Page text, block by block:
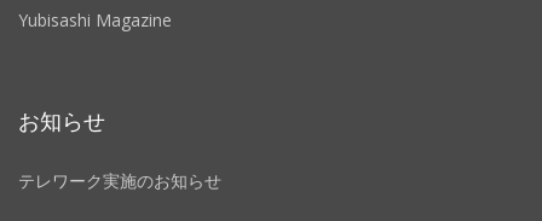
Yubisashi Magazine
お知らせ
テレワーク実施のお知らせ